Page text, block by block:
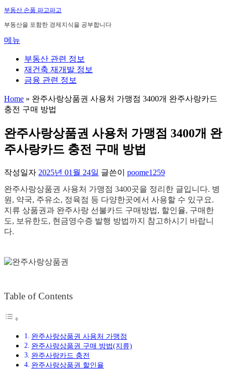
내
용
로
부동산 손품 파고파고
부동산을 포함한 경제지식을 공부합니다
메뉴
부동산 관련 정보
재건축 재개발 정보
금융 관련 정보
Home » 완주사랑상품권 사용처 가맹점 3400개 완주사랑카드
충전 구매 방법
완주사랑상품권 사용처 가맹점 3400개 완
주사랑카드 충전 구매 방법
작성일자 2025년 01월 24일 글쓴이 poome1259
완주사랑상품권 사용처 가맹점 3400곳을 정리한 글입니다. 병
원, 약국, 주유소, 정육점 등 다양한곳에서 사용할 수 있구요.
지류 상품권과 완주사랑 선불카드 구매방법, 할인율, 구매한
도, 보유한도, 현금영수증 발행 방법까지 참고하시기 바랍니
다.
Table of Contents
완주사랑상품권 사용처 가맹점
완주사랑상품권 구매 방법(지류)
완주사랑카드 충전
완주사랑상품권 할인율